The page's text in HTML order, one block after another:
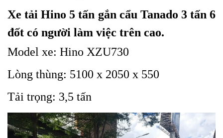
Xe tải Hino 5 tấn gắn cẩu Tanado 3 tấn 6
đốt có người làm việc trên cao.
Model xe: Hino XZU730
Lòng thùng: 5100 x 2050 x 550
Tải trọng: 3,5 tấn